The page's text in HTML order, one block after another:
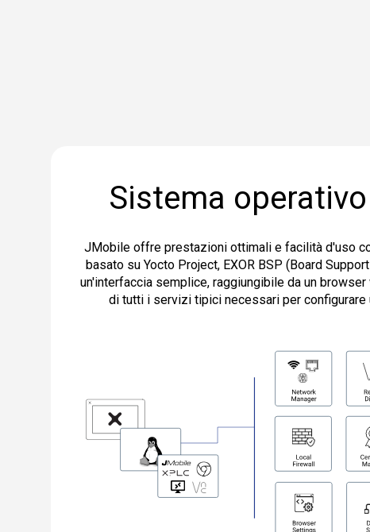
Sistema
JMobile offre prestazioni ottimali e facilità d'uso
basato su Yocto Project, EXOR BSP (Board
un'interfaccia semplice, raggiungibile da un browser
di tutti i servizi tipici necessari per configurare